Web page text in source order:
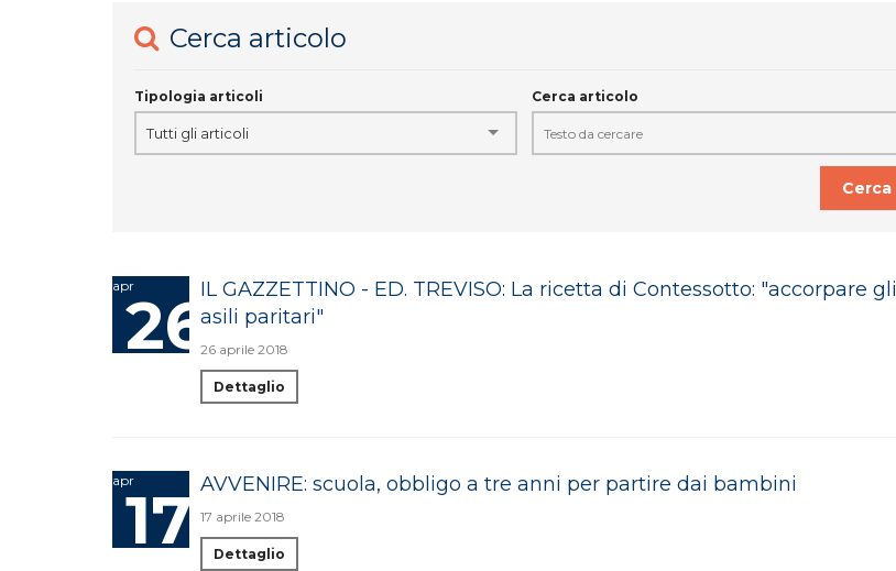
Cerca articolo
Tipologia articoli
Tutti gli articoli
Cerca articolo
Cerca
apr26IL GAZZETTINO - ED. TREVISO: La ricetta di Contessotto: "accorpare gli
asili paritari"
26 aprile 2018
Dettaglio
apr17 AVVENIRE: scuola, obbligo a tre anni per partire dai bambini
17 aprile 2018
Dettaglio